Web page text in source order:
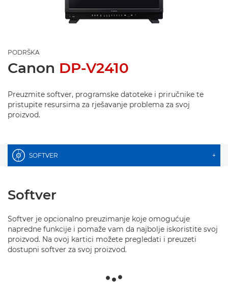
PODRŠKA
Canon DP-V2410
Preuzmite softver, programske datoteke i priručnike te
pristupite resursima za rješavanje problema za svoj
proizvod.
SOFTVER +
Softver
Softver je opcionalno preuzimanje koje omogućuje
napredne funkcije i pomaže vam da najbolje iskoristite svoj
proizvod. Na ovoj kartici možete pregledati i preuzeti
dostupni softver za svoj proizvod.